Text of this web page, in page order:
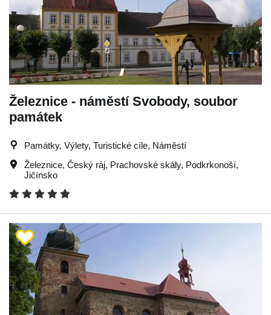
Železnice - náměstí Svobody, soubor
památek
Památky, Výlety, Turistické cíle, Náměstí
Železnice, Český ráj, Prachovské skály, Podkrkonoší,
Jičínsko